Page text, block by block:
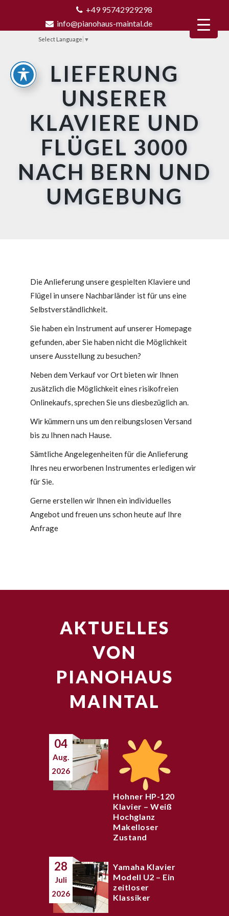
+49 95742929298
info@pianohaus-maintal.de
Select Language ▼
LIEFERUNG
UNSERER
KLAVIERE UND
FLÜGEL 3000
NACH BERN UND
UMGEBUNG
Die Anlieferung unsere gespielten Klaviere und
Flügel in unsere Nachbarländer ist für uns eine
Selbstverständlichkeit.
Sie haben ein Instrument auf unserer Homepage
gefunden, aber Sie haben nicht die Möglichkeit
unsere Ausstellung zu besuchen?
Neben dem Verkauf vor Ort bieten wir Ihnen
zusätzlich die Möglichkeit eines risikofreien
Onlinekaufs, sprechen Sie uns diesbezüglich an.
Wir kümmern uns um den reibungslosen Versand
bis zu Ihnen nach Hause.
Sämtliche Angelegenheiten für die Anlieferung
Ihres neu erworbenen Instrumentes erledigen wir
für Sie.
Gerne erstellen wir Ihnen ein individuelles
Angebot und freuen uns schon heute auf Ihre
Anfrage
AKTUELLES
VON
PIANOHAUS
MAINTAL
04
Aug.
2026
Hohner HP-120
Klavier – Weiß
Hochglanz
Makelloser
Zustand
28
Juli
2026
Yamaha Klavier
Modell U2 – Ein
zeitloser
Klassiker